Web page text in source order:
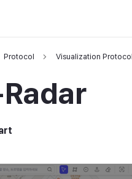
Protocol Visualization Protocol